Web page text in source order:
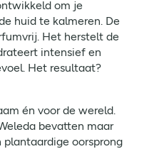
om je
huid te kalmeren. De
Het herstelt de
intensief en
Het resultaat?
én voor de wereld.
bevatten maar
oorsprong